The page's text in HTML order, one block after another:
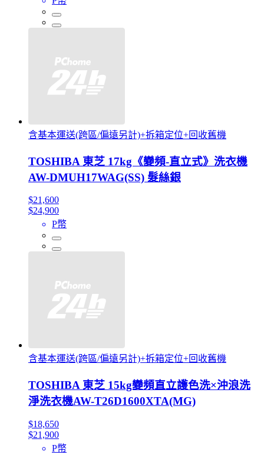
含基本運送(跨區/偏遠另計)+拆箱定位+回收舊機
TOSHIBA 東芝 17kg《變頻-直立式》洗衣機
AW-DMUH17WAG(SS) 髮絲銀
$21,600
$24,900
P幣
含基本運送(跨區/偏遠另計)+拆箱定位+回收舊機
TOSHIBA 東芝 15kg變頻直立護色洗×沖浪洗
淨洗衣機AW-T26D1600XTA(MG)
$18,650
$21,900
P幣